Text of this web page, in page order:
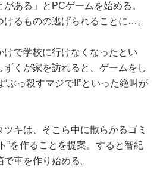
がある」とPCゲームを始める。
るものの逃げられることに…。
で学校に行けなくなったとい
ずくが家を訪れると、ゲームをし
ぶっ殺すマジで!!”といった絶叫が
キは、そこら中に散らかるゴミ
”を作ることを提案。すると智紀
車を作り始める。